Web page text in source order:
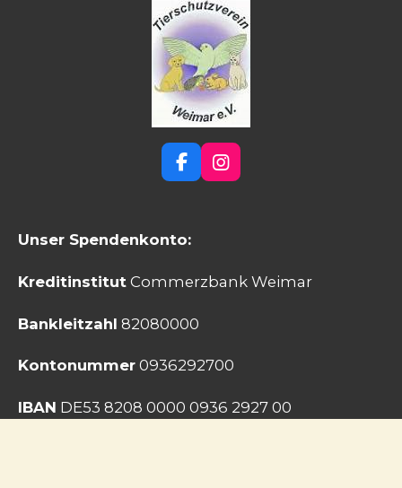
F
b
o
I
r
Unser Spendenkonto:
Kreditinstitut Commerzbank Weimar
Bankleitzahl 82080000
Kontonummer 0936292700
IBAN DE53 8208 0000 0936 2927 00